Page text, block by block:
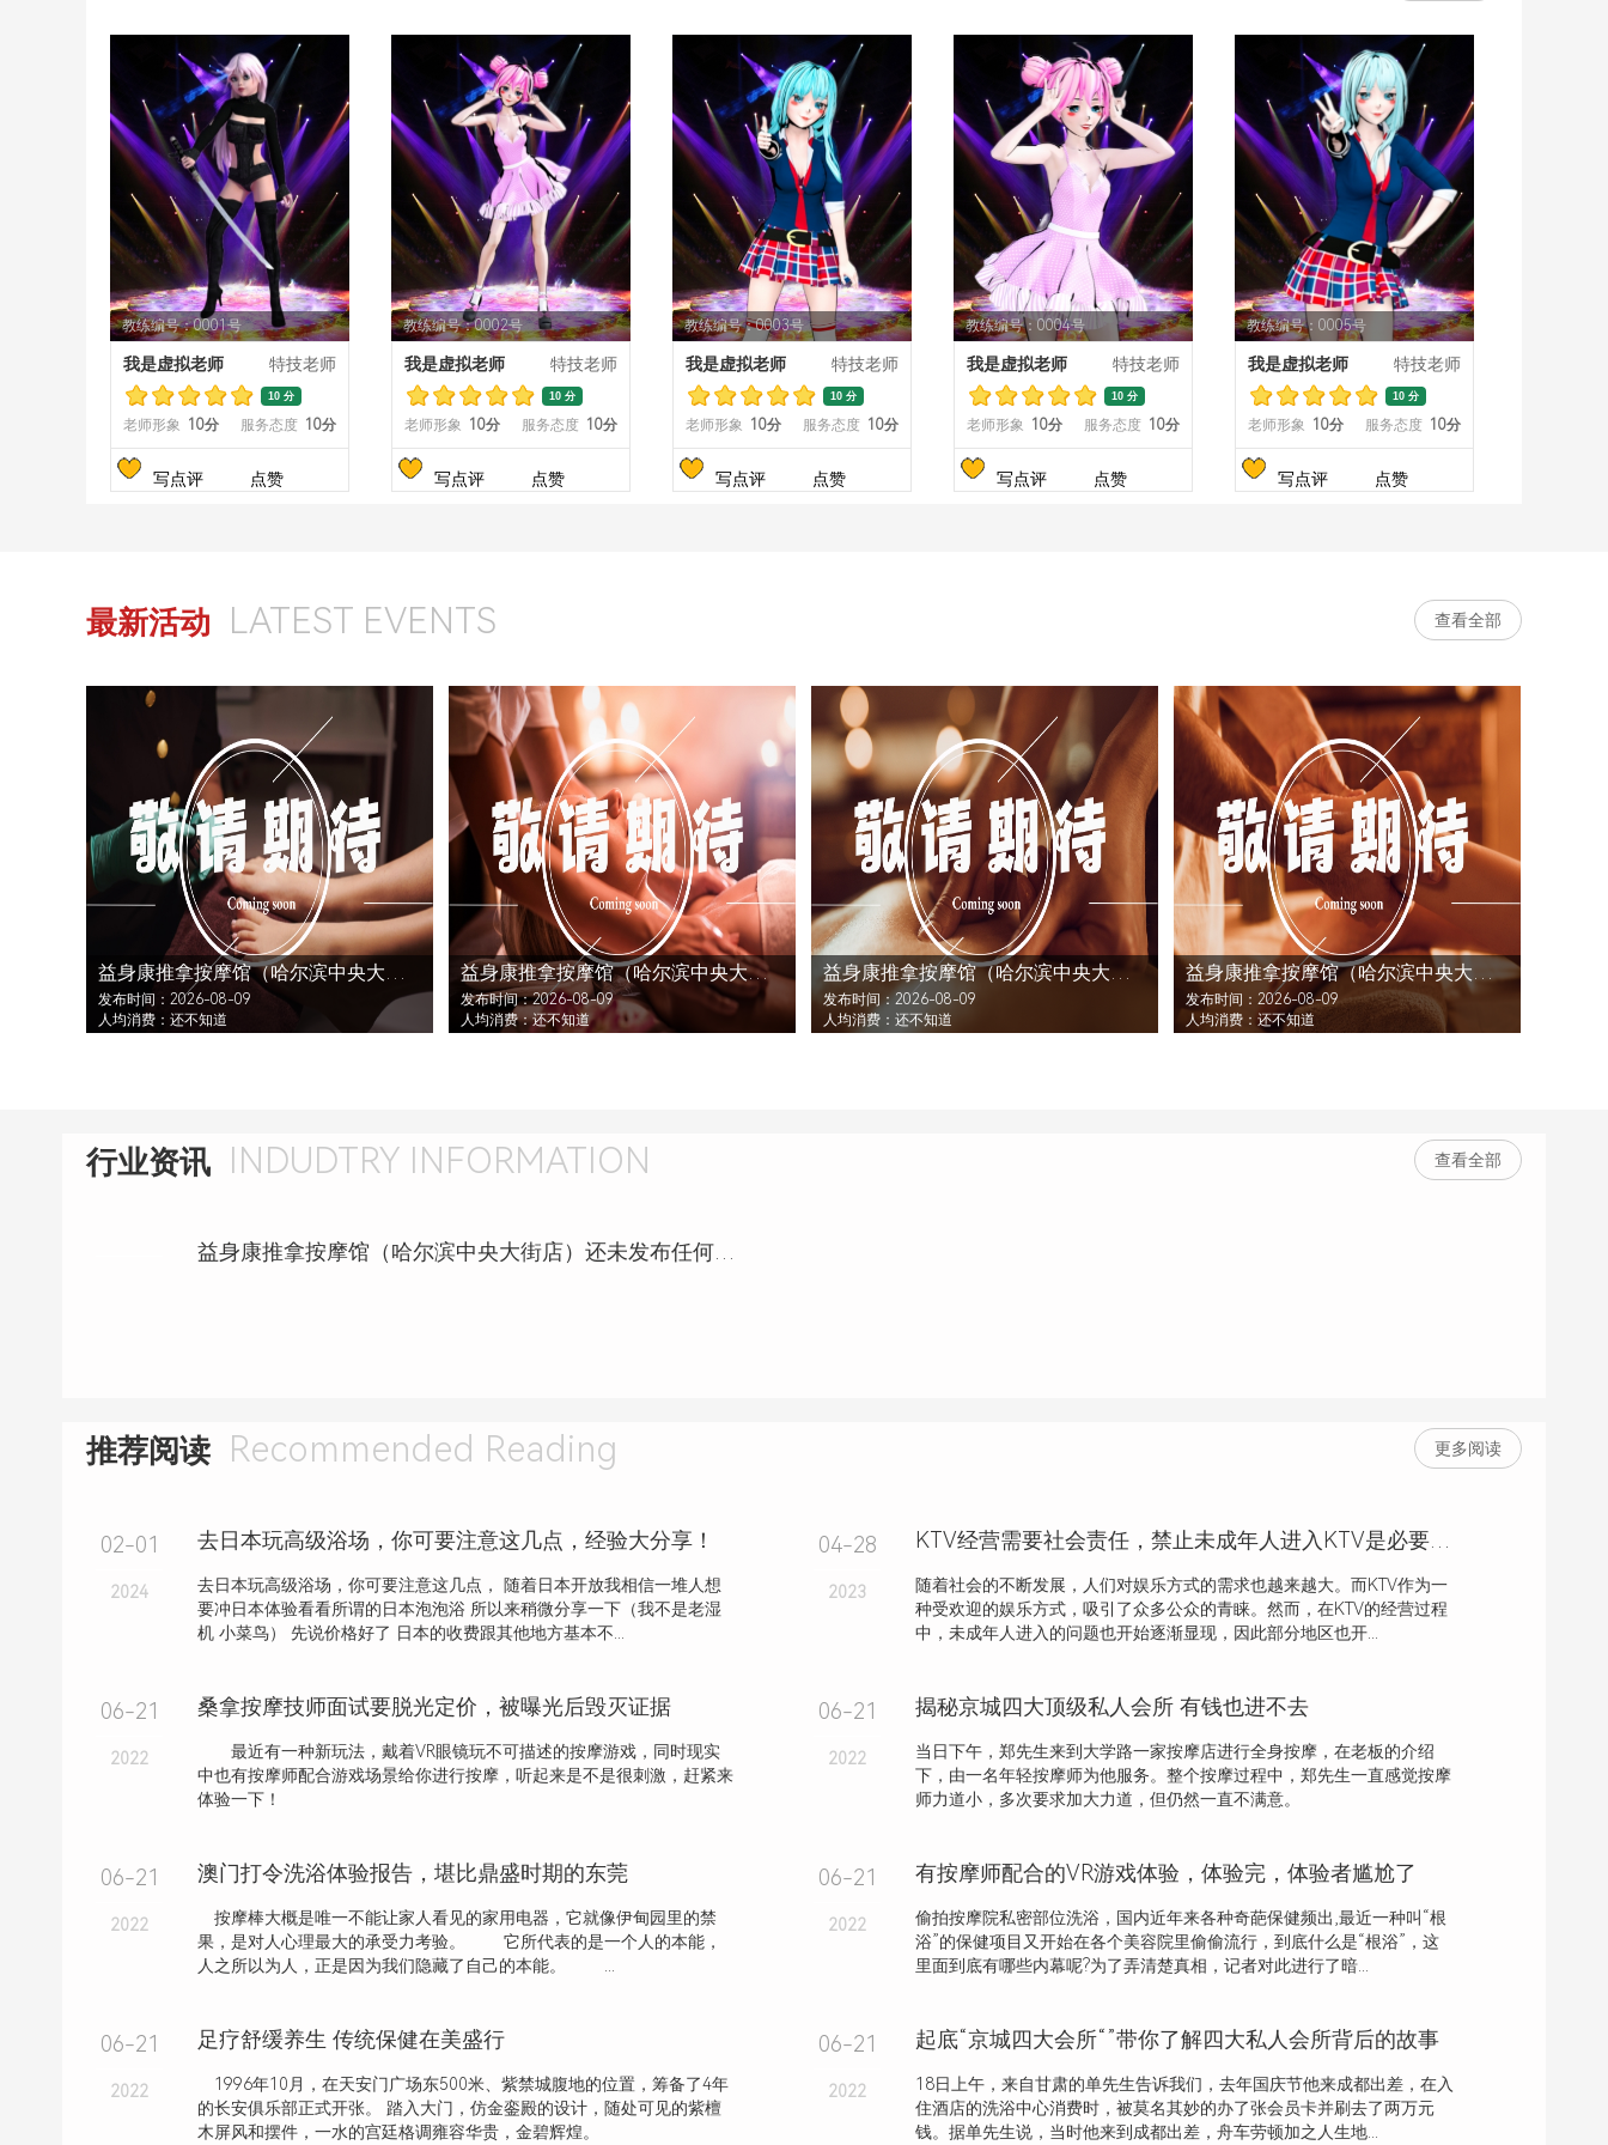
教练编号：0001号
我是虚拟老师 特技老师
10 分
老师形象 10分 服务态度 10分
写点评 点赞
教练编号：0002号
我是虚拟老师 特技老师
10 分
老师形象 10分 服务态度 10分
写点评 点赞
教练编号：0003号
我是虚拟老师 特技老师
10 分
老师形象 10分 服务态度 10分
写点评 点赞
教练编号：0004号
我是虚拟老师 特技老师
10 分
老师形象 10分 服务态度 10分
写点评 点赞
教练编号：0005号
我是虚拟老师 特技老师
10 分
老师形象 10分 服务态度 10分
写点评 点赞
最新活动 LATEST EVENTS 查看全部
益身康推拿按摩馆（哈尔滨中央大街店）还没发布活动
发布时间：2026-08-09
人均消费：还不知道
益身康推拿按摩馆（哈尔滨中央大街店）还没发布活动
发布时间：2026-08-09
人均消费：还不知道
益身康推拿按摩馆（哈尔滨中央大街店）还没发布活动
发布时间：2026-08-09
人均消费：还不知道
益身康推拿按摩馆（哈尔滨中央大街店）还没发布活动
发布时间：2026-08-09
人均消费：还不知道
行业资讯 INDUDTRY INFORMATION 查看全部
推荐阅读 Recommended Reading 更多阅读
02-01
2024
去日本玩高级浴场，你可要注意这几点，经验大分享！
去日本玩高级浴场，你可要注意这几点， 随着日本开放我相信一堆人想
要冲日本体验看看所谓的日本泡泡浴 所以来稍微分享一下（我不是老湿
机 小菜鸟） 先说价格好了 日本的收费跟其他地方基本不...
04-28
2023
随着社会的不断发展，人们对娱乐方式的需求也越来越大。而KTV作为一
种受欢迎的娱乐方式，吸引了众多公众的青睐。然而，在KTV的经营过程
中，未成年人进入的问题也开始逐渐显现，因此部分地区也开...
06-21
2022
桑拿按摩技师面试要脱光定价，被曝光后毁灭证据
最近有一种新玩法，戴着VR眼镜玩不可描述的按摩游戏，同时现实
中也有按摩师配合游戏场景给你进行按摩，听起来是不是很刺激，赶紧来
体验一下！
06-21
2022
揭秘京城四大顶级私人会所 有钱也进不去
当日下午，郑先生来到大学路一家按摩店进行全身按摩，在老板的介绍
下，由一名年轻按摩师为他服务。整个按摩过程中，郑先生一直感觉按摩
师力道小，多次要求加大力道，但仍然一直不满意。
06-21
2022
澳门打令洗浴体验报告，堪比鼎盛时期的东莞
按摩棒大概是唯一不能让家人看见的家用电器，它就像伊甸园里的禁
果，是对人心理最大的承受力考验。 它所代表的是一个人的本能，
人之所以为人，正是因为我们隐藏了自己的本能。 ...
06-21
2022
有按摩师配合的VR游戏体验，体验完，体验者尴尬了
偷拍按摩院私密部位洗浴，国内近年来各种奇葩保健频出,最近一种叫“根
浴”的保健项目又开始在各个美容院里偷偷流行，到底什么是“根浴”，这
里面到底有哪些内幕呢?为了弄清楚真相，记者对此进行了暗...
06-21
2022
足疗舒缓养生 传统保健在美盛行
1996年10月，在天安门广场东500米、紫禁城腹地的位置，筹备了4年
的长安俱乐部正式开张。 踏入大门，仿金銮殿的设计，随处可见的紫檀
木屏风和摆件，一水的宫廷格调雍容华贵，金碧辉煌。
06-21
2022
起底“京城四大会所“”带你了解四大私人会所背后的故事
18日上午，来自甘肃的单先生告诉我们，去年国庆节他来成都出差，在入
住酒店的洗浴中心消费时，被莫名其妙的办了张会员卡并刷去了两万元
钱。据单先生说，当时他来到成都出差，舟车劳顿加之人生地...